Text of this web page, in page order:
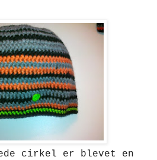
cirkel er blevet en